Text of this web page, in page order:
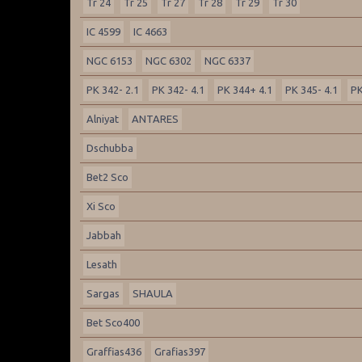
IC 4599 IC 4663
NGC 6153 NGC 6302 NGC 6337
PK 342- 2.1 PK 342- 4.1 PK 344+ 4.1 PK 345- 4.1
Alniyat ANTARES
Dschubba
Bet2 Sco
Xi Sco
Jabbah
Lesath
Sargas SHAULA
Bet Sco400
Graffias436 Grafias397